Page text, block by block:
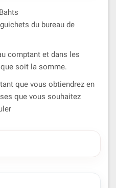
du bureau de
comptant et dans les
soit la somme.
que vous obtiendrez en
que vous souhaitez